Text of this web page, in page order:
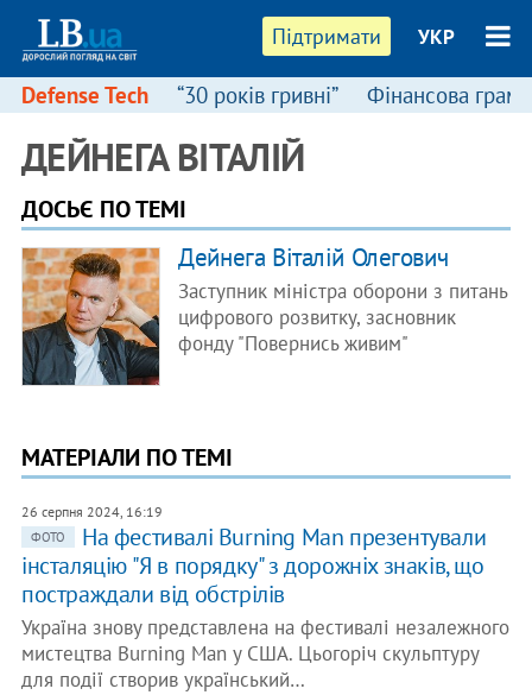
Підтримати УКР
Defense Tech “30 років гривні” Фінансова
ДЕЙНЕГА ВІТАЛІЙ
ДОСЬЄ ПО ТЕМІ
Дейнега Віталій Олегович
Заступник міністра оборони з питань
цифрового розвитку, засновник
фонду "Повернись живим"
МАТЕРІАЛИ ПО ТЕМІ
26 серпня 2024, 16:19
ФОТО
На фестивалі Burning Man презентували
інсталяцію "Я в порядку" з дорожніх знаків, що
постраждали від обстрілів
Україна знову представлена на фестивалі незалежного
мистецтва Burning Man у США. Цьогоріч скульптуру
для події створив український…